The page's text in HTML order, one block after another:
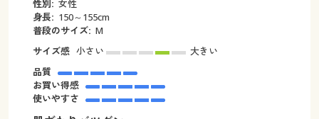
性別: 女性
身長: 150～155cm
普段のサイズ: M
サイズ感 小さい
大きい
品質
お買い得感
使いやすさ